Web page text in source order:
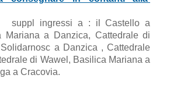
suppl ingressi a : il Castello a
Mariana a Danzica, Cattedrale di
a Danzica , Cattedrale
di Wawel, Basilica Mariana a
a Cracovia.